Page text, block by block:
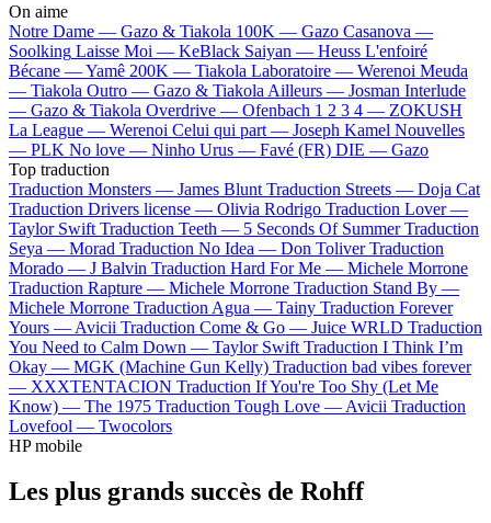
On aime
Notre Dame — Gazo & Tiakola 100K — Gazo Casanova —
Soolking Laisse Moi — KeBlack Saiyan — Heuss L'enfoiré
Bécane —Yamê 200K — Tiakola Laboratoire — Werenoi Meuda
— Tiakola Outro — Gazo & Tiakola Ailleurs — Josman Interlude
— Gazo & Tiakola Overdrive — Ofenbach 1 2 3 4 — ZOKUSH
La League — Werenoi Celui qui part — Joseph Kamel Nouvelles
— PLK No love — Ninho Urus — Favé (FR) DIE — Gazo
Top traduction
Traduction Monsters — James Blunt Traduction Streets — Doja Cat
Traduction Drivers license — Olivia Rodrigo Traduction Lover —
Taylor Swift Traduction Teeth — 5 Seconds Of Summer Traduction
Seya — Morad Traduction No Idea — Don Toliver Traduction
Morado — J Balvin Traduction Hard For Me — Michele Morrone
Traduction Rapture — Michele Morrone Traduction Stand By —
Michele Morrone Traduction Agua — Tainy Traduction Forever
Yours — Avicii Traduction Come & Go — Juice WRLD Traduction
You Need to Calm Down — Taylor Swift Traduction I Think I’m
Okay — MGK (Machine Gun Kelly) Traduction bad vibes forever
— XXXTENTACION Traduction If You're Too Shy (Let Me
Know) — The 1975 Traduction Tough Love — Avicii Traduction
Lovefool — Twocolors
HP mobile
Les plus grands succès de Rohff